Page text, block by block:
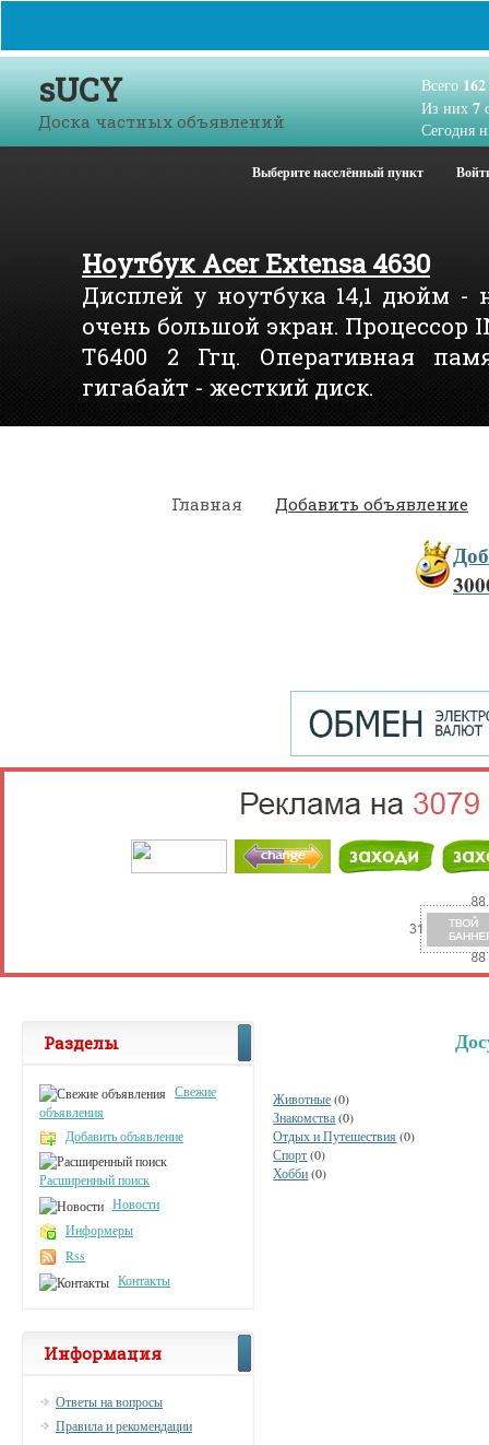
sUCY
Доска частных объявлений
Всего 162
Из них 7
Сегодня
Выберите населённый пункт
Ноутбук Acer Extensa 4630
Дисплей у ноутбука 14,1 дюйм -
очень большой экран. Процессор
T6400 2 Ггц. Оперативная
гигабайт - жесткий диск.
Главная Добавить объявление
Животные(0)
Знакомства(0)
Отдых и Путешествия (0)
Спорт(0)
Хобби(0)
Разделы
Свежие
объявления
Добавить объявление
Расширенный поиск
Новости
Информеры
Rss
Контакты
Информация
Ответы на вопросы
Правила и рекомендации